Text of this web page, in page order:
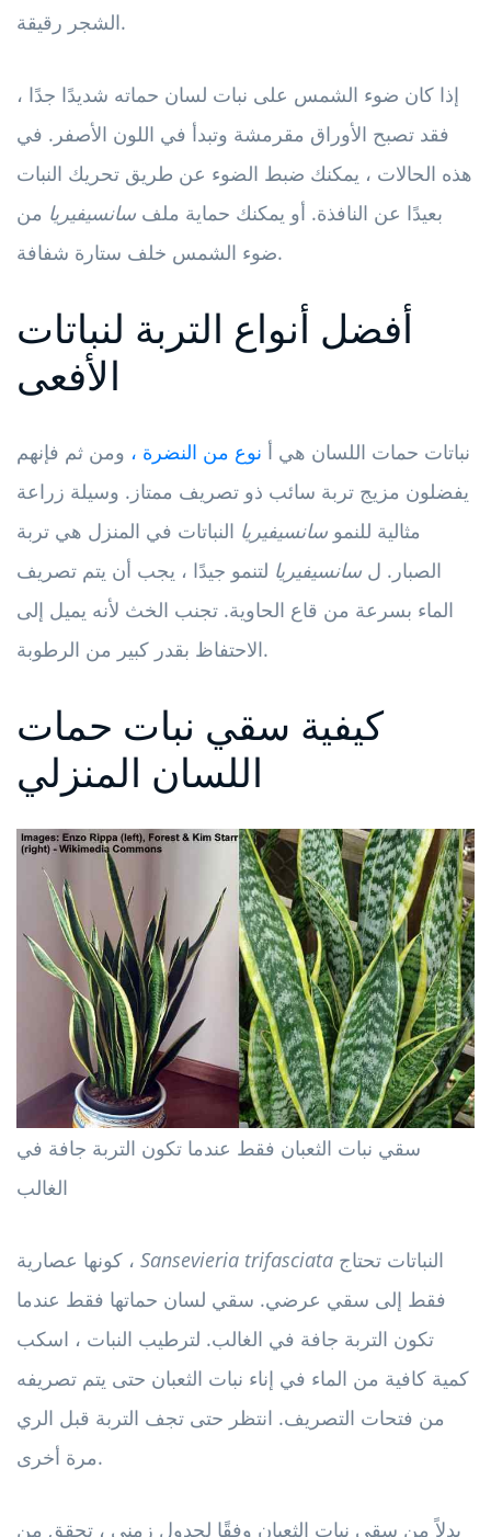
الشجر رقيقة.
إذا كان ضوء الشمس على نبات لسان حماته شديدًا جدًا ،
فقد تصبح الأوراق مقرمشة وتبدأ في اللون الأصفر. في
هذه الحالات ، يمكنك ضبط الضوء عن طريق تحريك النبات
بعيدًا عن النافذة. أو يمكنك حماية ملف سانسيفيريا من
ضوء الشمس خلف ستارة شفافة.
أفضل أنواع التربة لنباتات
الأفعى
نباتات حمات اللسان هي أ نوع من النضرة ، ومن ثم فإنهم
يفضلون مزيج تربة سائب ذو تصريف ممتاز. وسيلة زراعة
مثالية للنمو سانسيفيريا النباتات في المنزل هي تربة
الصبار. ل سانسيفيريا لتنمو جيدًا ، يجب أن يتم تصريف
الماء بسرعة من قاع الحاوية. تجنب الخث لأنه يميل إلى
الاحتفاظ بقدر كبير من الرطوبة.
كيفية سقي نبات حمات
اللسان المنزلي
سقي نبات الثعبان فقط عندما تكون التربة جافة في
الغالب
كونها عصارية ، Sansevieria trifasciata
فقط إلى سقي عرضي. سقي لسان حماتها فقط عندما
تكون التربة جافة في الغالب. لترطيب النبات ، اسكب
كمية كافية من الماء في إناء نبات الثعبان حتى يتم تصريفه
من فتحات التصريف. انتظر حتى تجف التربة قبل الري
مرة أخرى.
بدلاً من سقي نبات الثعبان وفقًا لجدول زمني ، تحقق من